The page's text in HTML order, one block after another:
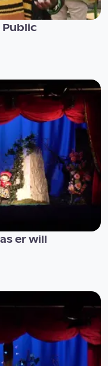
Public
er will